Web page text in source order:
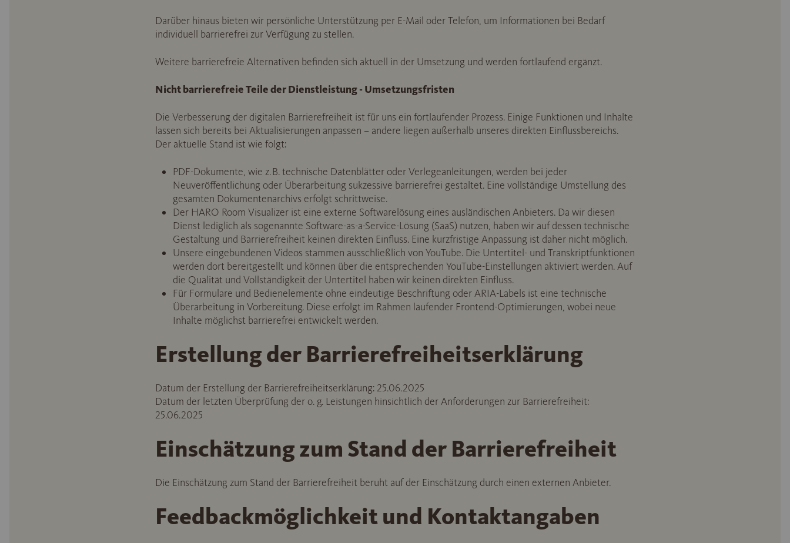
Darüber hinaus bieten wir persönliche Unterstützung per E-Mail oder Telefon, um Informationen bei Bedarf
individuell barrierefrei zur Verfügung zu stellen.
Weitere barrierefreie Alternativen befinden sich aktuell in der Umsetzung und werden fortlaufend ergänzt.
Nicht barrierefreie Teile der Dienstleistung - Umsetzungsfristen
Die Verbesserung der digitalen Barrierefreiheit ist für uns ein fortlaufender Prozess. Einige Funktionen und Inhalte
lassen sich bereits bei Aktualisierungen anpassen – andere liegen außerhalb unseres direkten Einflussbereichs.
Der aktuelle Stand ist wie folgt:
PDF-Dokumente, wie z. B. technische Datenblätter oder Verlegeanleitungen, werden bei jeder
Neuveröffentlichung oder Überarbeitung sukzessive barrierefrei gestaltet. Eine vollständige Umstellung des
gesamten Dokumentenarchivs erfolgt schrittweise.
Der HARO Room Visualizer ist eine externe Softwarelösung eines ausländischen Anbieters. Da wir diesen
Dienst lediglich als sogenannte Software-as-a-Service-Lösung (SaaS) nutzen, haben wir auf dessen technische
Gestaltung und Barrierefreiheit keinen direkten Einfluss. Eine kurzfristige Anpassung ist daher nicht möglich.
Unsere eingebundenen Videos stammen ausschließlich von YouTube. Die Untertitel- und Transkriptfunktionen
werden dort bereitgestellt und können über die entsprechenden YouTube-Einstellungen aktiviert werden. Auf
die Qualität und Vollständigkeit der Untertitel haben wir keinen direkten Einfluss.
Für Formulare und Bedienelemente ohne eindeutige Beschriftung oder ARIA-Labels ist eine technische
Überarbeitung in Vorbereitung. Diese erfolgt im Rahmen laufender Frontend-Optimierungen, wobei neue
Inhalte möglichst barrierefrei entwickelt werden.
Erstellung der Barrierefreiheitserklärung
Datum der Erstellung der Barrierefreiheitserklärung: 25.06.2025
Datum der letzten Überprüfung der o. g. Leistungen hinsichtlich der Anforderungen zur Barrierefreiheit:
25.06.2025
Einschätzung zum Stand der Barrierefreiheit
Die Einschätzung zum Stand der Barrierefreiheit beruht auf der Einschätzung durch einen externen Anbieter.
Feedbackmöglichkeit und Kontaktangaben